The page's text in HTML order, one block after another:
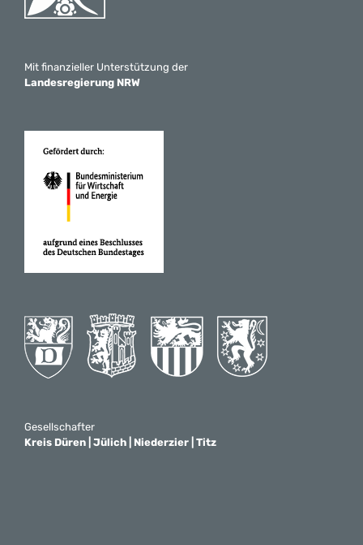
Mit finanzieller Unterstützung der
Landesregierung NRW
Gesellschafter
Kreis Düren | Jülich | Niederzier | Titz